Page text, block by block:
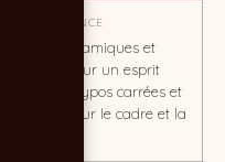
TON / AMBIANCE
Tonalités dynamiques et
marquées pour un esprit
sportif mais typos carrées et
modernes pour le cadre et la